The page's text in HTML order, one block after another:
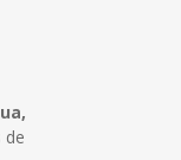
de